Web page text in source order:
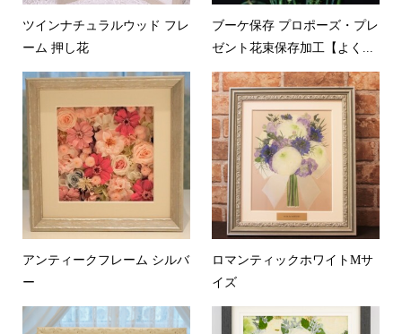
ツインナチュラルウッド フレ
ーム 押し花
ブーケ保存 プロポーズ・プレ
ゼント花束保存加工【よく...
アンティークフレーム シルバ
ー
ロマンティックホワイトMサ
イズ